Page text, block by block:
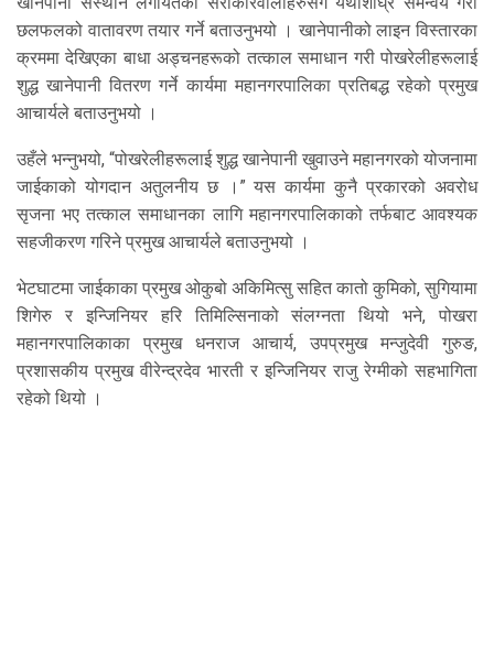
छलफलको वातावरण तयार गर्ने बताउनुभयो । खानेपानीको लाइन विस्तारका
क्रममा देखिएका बाधा अड्चनहरूको तत्काल समाधान गरी पोखरेलीहरूलाई
शुद्ध खानेपानी वितरण गर्ने कार्यमा महानगरपालिका प्रतिबद्ध रहेको प्रमुख
आचार्यले बताउनुभयो ।
उहँले भन्नुभयो, “पोखरेलीहरूलाई शुद्ध खानेपानी खुवाउने महानगरको योजनामा
जाईकाको योगदान अतुलनीय छ ।” यस कार्यमा कुनै प्रकारको अवरोध
सृजना भए तत्काल समाधानका लागि महानगरपालिकाको तर्फबाट आवश्यक
सहजीकरण गरिने प्रमुख आचार्यले बताउनुभयो ।
भेटघाटमा जाईकाका प्रमुख ओकुबो अकिमित्सु सहित कातो कुमिको, सुगियामा
शिगेरु र इन्जिनियर हरि तिमिल्सिनाको संलग्नता थियो भने, पोखरा
महानगरपालिकाका प्रमुख धनराज आचार्य, उपप्रमुख मन्जुदेवी गुरुङ,
प्रशासकीय प्रमुख वीरेन्द्रदेव भारती र इन्जिनियर राजु रेग्मीको सहभागिता
रहेको थियो ।